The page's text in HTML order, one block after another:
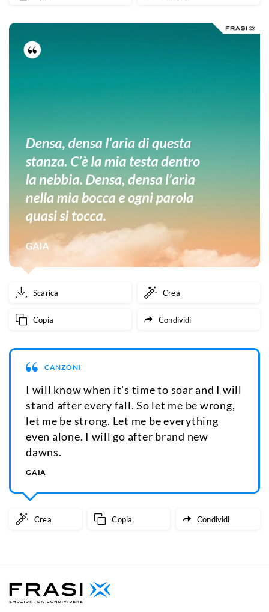
Scarica Crea
Copia Condividi
CANZONI
I will know when it's time to soar and I will
stand after every fall. So let me be wrong,
let me be strong. Let me be everything
even alone. I will go after brand new
dawns.
GAIA
Crea Copia Condividi